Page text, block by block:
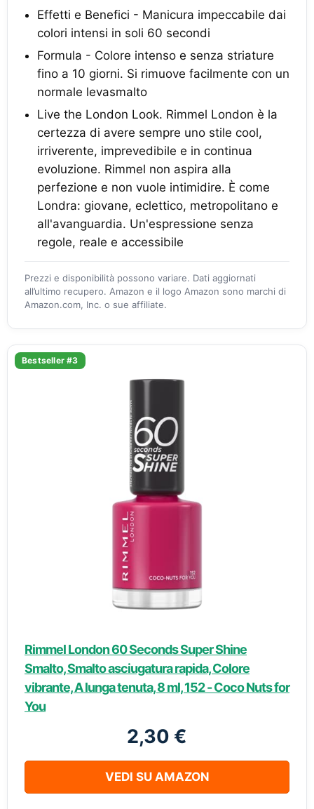
Effetti e Benefici - Manicura impeccabile dai
colori intensi in soli 60 secondi
Formula - Colore intenso e senza striature
fino a 10 giorni. Si rimuove facilmente con un
normale levasmalto
Live the London Look. Rimmel London è la
certezza di avere sempre uno stile cool,
irriverente, imprevedibile e in continua
evoluzione. Rimmel non aspira alla
perfezione e non vuole intimidire. È come
Londra: giovane, eclettico, metropolitano e
all'avanguardia. Un'espressione senza
regole, reale e accessibile
Prezzi e disponibilità possono variare. Dati aggiornati
all’ultimo recupero. Amazon e il logo Amazon sono marchi di
Amazon.com, Inc. o sue affiliate.
Bestseller #3
Rimmel London 60 Seconds Super Shine
Smalto, Smalto asciugatura rapida, Colore
vibrante, A lunga tenuta, 8 ml, 152 - Coco Nuts for
You
2,30 €
VEDI SU AMAZON